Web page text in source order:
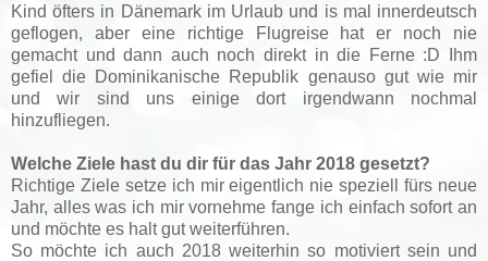
Kind öfters in Dänemark im Urlaub und is mal innerdeutsch
geflogen, aber eine richtige Flugreise hat er noch nie
gemacht und dann auch noch direkt in die Ferne :D Ihm
gefiel die Dominikanische Republik genauso gut wie mir
und wir sind uns einige dort irgendwann nochmal
hinzufliegen.
Welche Ziele hast du dir für das Jahr 2018 gesetzt?
Richtige Ziele setze ich mir eigentlich nie speziell fürs neue
Jahr, alles was ich mir vornehme fange ich einfach sofort an
und möchte es halt gut weiterführen.
So möchte ich auch 2018 weiterhin so motiviert sein und